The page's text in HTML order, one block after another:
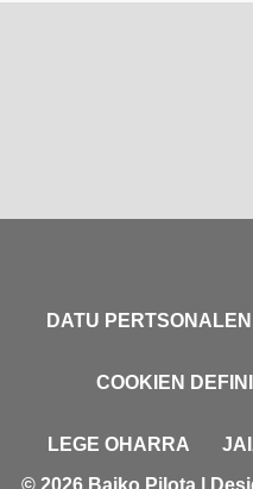
DATU
COOKIEN
LEGE OHARRA
© 2026 Baiko Pilota |